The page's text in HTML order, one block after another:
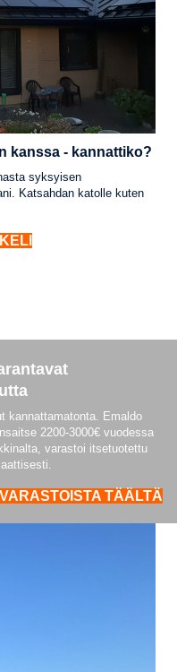
kanssa - kannattiko?
syksyisen
Katsahdan katolle kuten
kannattamatonta. Emaldo
2200-3000€ vuodessa
varastoi itsetuotettu
TÄÄLTÄ